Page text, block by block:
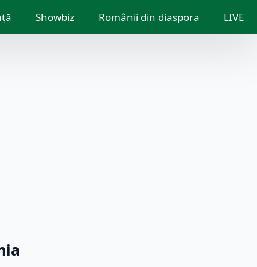
Showbiz Românii din diaspora LIVE